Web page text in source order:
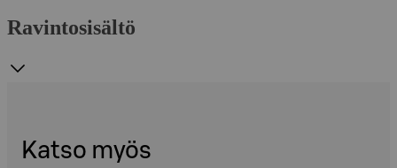
Ravintosisältö
Katso myös